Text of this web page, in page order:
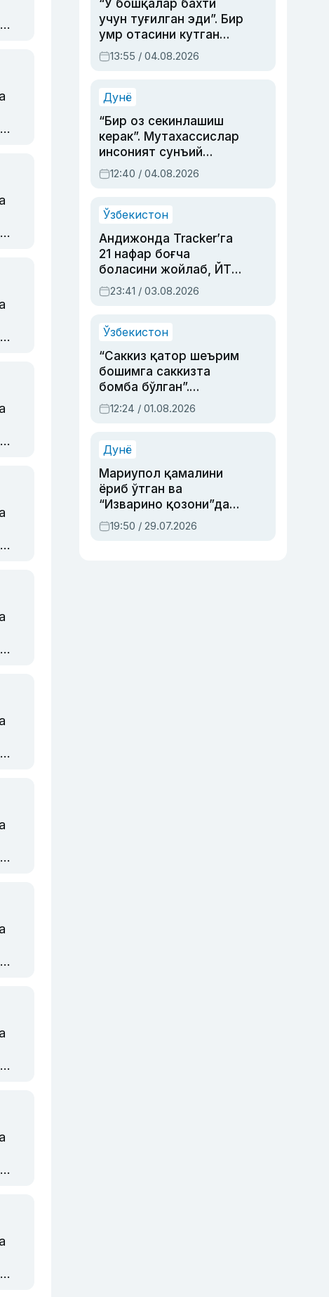
“У бошқалар бахти
учун туғилган эди”. Бир
умр отасини кутган
актриса ва дубльяж
устаси Римма
синовларга тўла ҳаёти
13:55 / 04.08.2026
Дунё
“Бир оз секинлашиш
керак”. Мутахассислар
инсоният сунъий
интеллектни бошқара
олмай қолишидан
12:40 / 04.08.2026
Ўзбекистон
Андижонда Tracker’га
21 нафар боғча
боласини жойлаб, ЙТҲ
содир этган аёлга суд
ҳукми ўқилди
23:41 / 03.08.2026
Ўзбекистон
“Саккиз қатор шеърим
бошимга саккизта
бомба бўлган”.
Абдулла Ориповни
сиёсий айбловлардан
12:24 / 01.08.2026
Дунё
Мариупол қамалини
ёриб ўтган ва
“Изварино қозони”дан
чиққан қаҳрамон —
Украина армияси бош
19:50 / 29.07.2026